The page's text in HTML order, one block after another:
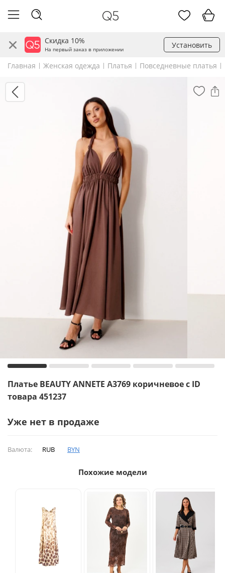
Скидка 10%
На первый заказ в приложении Установить
Главная Женская одежда Платья Повседневные платья
Платье BEAUTY ANNETE A3769 коричневое с ID
товара 451237
Уже нет в продаже
Валюта: RUB BYN
Похожие модели